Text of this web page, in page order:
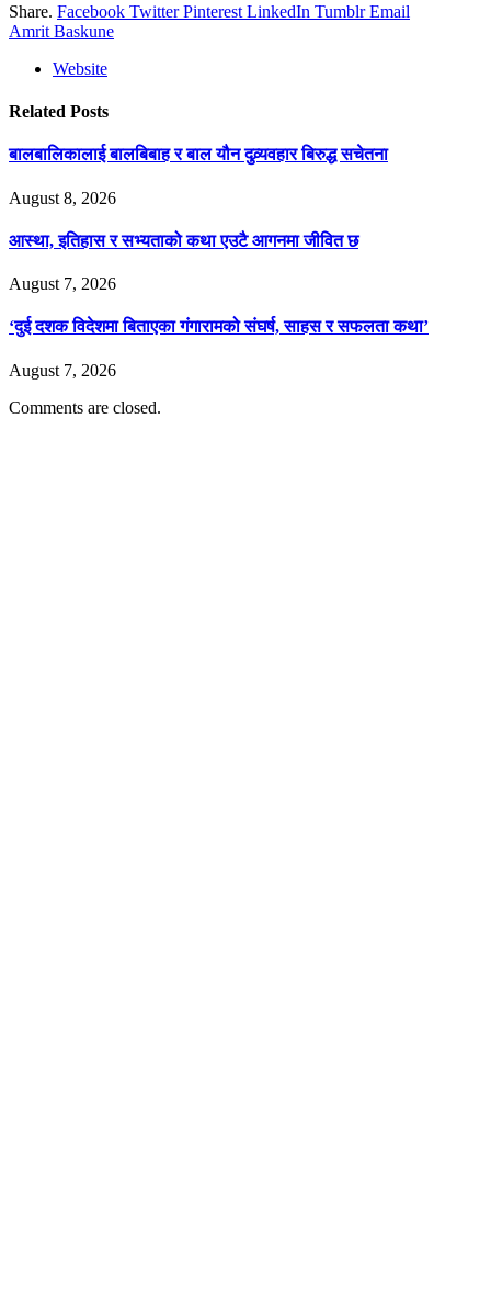
Share. Facebook Twitter Pinterest LinkedIn Tumblr Email
Amrit Baskune
Website
Related Posts
बालबालिकालाई बालबिबाह र बाल यौन दुव्र्यवहार बिरुद्ध सचेतना
August 8, 2026
आस्था, इतिहास र सभ्यताको कथा एउटै आगनमा जीवित छ
August 7, 2026
‘दुई दशक विदेशमा बिताएका गंगारामको संघर्ष, साहस र सफलता कथा’
August 7, 2026
Comments are closed.